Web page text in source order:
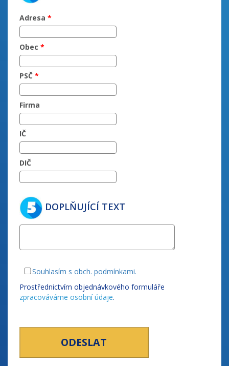
Adresa *
Obec *
PSČ *
Firma
IČ
DIČ
DOPLŇUJÍCÍ TEXT
Souhlasím s obch. podmínkami.
Prostřednictvím objednávkového formuláře
zpracováváme osobní údaje.